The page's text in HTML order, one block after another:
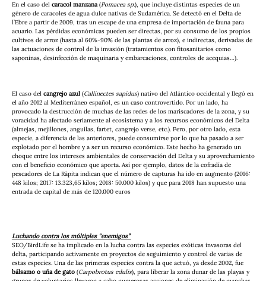
En el caso del caracol manzana (Pomacea sp.), que incluye distintas especies de un
género de caracoles de agua dulce nativas de Sudamérica. Se detectó en el Delta de
l’Ebre a partir de 2009, tras un escape de una empresa de importación de fauna para
acuario. Las pérdidas económicas pueden ser directas, por su consumo de los propios
cultivos de arroz (hasta al 60%-90% de las plantas de arroz), e indirectas, derivadas de
las actuaciones de control de la invasión (tratamientos con fitosanitarios como
saponinas, desinfección de maquinaria y embarcaciones, controles de acequias…).
El caso del cangrejo azul (Callinectes sapidus) nativo del Atlántico occidental y llegó en
el año 2012 al Mediterráneo español, es un caso controvertido. Por un lado, ha
provocado la destrucción de muchas de las redes de los mariscadores de la zona, y su
voracidad ha afectado seriamente al ecosistema y a los recursos económicos del Delta
(almejas, mejillones, anguilas, fartet, cangrejo verse, etc.). Pero, por otro lado, esta
especie, a diferencia de las anteriores, puede consumirse por lo que ha pasado a ser
explotado por el hombre y a ser un recurso económico. Este hecho ha generado un
choque entre los intereses ambientales de conservación del Delta y su aprovechamiento
con el beneficio económico que aporta. Así por ejemplo, datos de la cofradía de
pescadores de La Ràpita indican que el número de capturas ha ido en augmento (2016:
448 kilos; 2017: 13.323,65 kilos; 2018: 50.000 kilos) y que para 2018 han supuesto una
entrada de capital de más de 120.000 euros
Luchando contra los múltiples “enemigos”
SEO/BirdLife se ha implicado en la lucha contra las especies exóticas invasoras del
delta, participando activamente en proyectos de seguimiento y control de varias de
estas especies. Una de las primeras especies contra la que actuó, ya desde 2002, fue
bálsamo o uña de gato (Carpobrotus edulis), para liberar la zona dunar de las playas y